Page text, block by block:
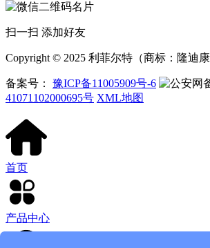
扫一扫 添加好友
Copyright © 2025 利菲尔特（商标：隆迪
备案号： 豫ICP备11005909号-6
41071102000695号 XML地图
首页
产品中心